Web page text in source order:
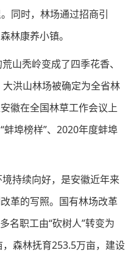
同时，林场通过招商引
林康养小镇。
山秃岭变成了四季花香、
洪山林场被确定为全省林
徽在全国林草工作会议上
埠榜样”、2020年度蚌埠
持续向好，是安徽近年来
革的写照。国有林场改革
名职工由“砍树人”转变为
森林抚育253.5万亩，建设